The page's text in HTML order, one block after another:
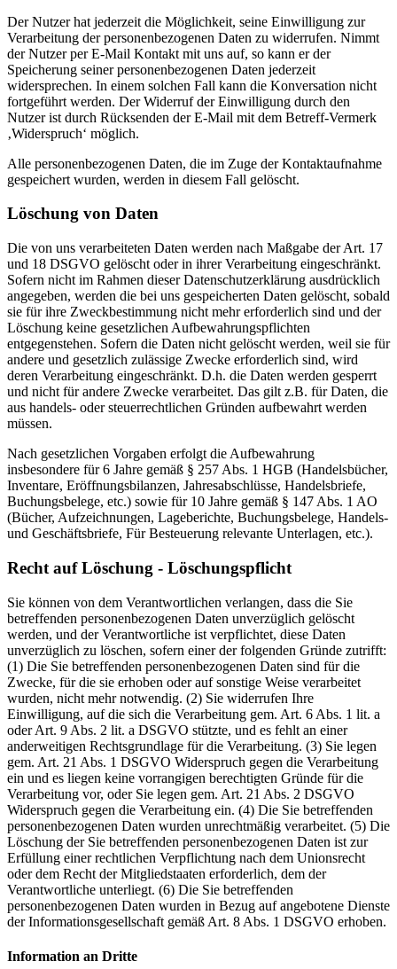
Der Nutzer hat jederzeit die Möglichkeit, seine Einwilligung zur
Verarbeitung der personenbezogenen Daten zu widerrufen. Nimmt
der Nutzer per E-Mail Kontakt mit uns auf, so kann er der
Speicherung seiner personenbezogenen Daten jederzeit
widersprechen. In einem solchen Fall kann die Konversation nicht
fortgeführt werden. Der Widerruf der Einwilligung durch den
Nutzer ist durch Rücksenden der E-Mail mit dem Betreff-Vermerk
‚Widerspruch‘ möglich.
Alle personenbezogenen Daten, die im Zuge der Kontaktaufnahme
gespeichert wurden, werden in diesem Fall gelöscht.
Löschung von Daten
Die von uns verarbeiteten Daten werden nach Maßgabe der Art. 17
und 18 DSGVO gelöscht oder in ihrer Verarbeitung eingeschränkt.
Sofern nicht im Rahmen dieser Datenschutzerklärung ausdrücklich
angegeben, werden die bei uns gespeicherten Daten gelöscht, sobald
sie für ihre Zweckbestimmung nicht mehr erforderlich sind und der
Löschung keine gesetzlichen Aufbewahrungspflichten
entgegenstehen. Sofern die Daten nicht gelöscht werden, weil sie für
andere und gesetzlich zulässige Zwecke erforderlich sind, wird
deren Verarbeitung eingeschränkt. D.h. die Daten werden gesperrt
und nicht für andere Zwecke verarbeitet. Das gilt z.B. für Daten, die
aus handels- oder steuerrechtlichen Gründen aufbewahrt werden
müssen.
Nach gesetzlichen Vorgaben erfolgt die Aufbewahrung
insbesondere für 6 Jahre gemäß § 257 Abs. 1 HGB (Handelsbücher,
Inventare, Eröffnungsbilanzen, Jahresabschlüsse, Handelsbriefe,
Buchungsbelege, etc.) sowie für 10 Jahre gemäß § 147 Abs. 1 AO
(Bücher, Aufzeichnungen, Lageberichte, Buchungsbelege, Handels-
und Geschäftsbriefe, Für Besteuerung relevante Unterlagen, etc.).
Recht auf Löschung - Löschungspflicht
Sie können von dem Verantwortlichen verlangen, dass die Sie
betreffenden personenbezogenen Daten unverzüglich gelöscht
werden, und der Verantwortliche ist verpflichtet, diese Daten
unverzüglich zu löschen, sofern einer der folgenden Gründe zutrifft:
(1) Die Sie betreffenden personenbezogenen Daten sind für die
Zwecke, für die sie erhoben oder auf sonstige Weise verarbeitet
wurden, nicht mehr notwendig. (2) Sie widerrufen Ihre
Einwilligung, auf die sich die Verarbeitung gem. Art. 6 Abs. 1 lit. a
oder Art. 9 Abs. 2 lit. a DSGVO stützte, und es fehlt an einer
anderweitigen Rechtsgrundlage für die Verarbeitung. (3) Sie legen
gem. Art. 21 Abs. 1 DSGVO Widerspruch gegen die Verarbeitung
ein und es liegen keine vorrangigen berechtigten Gründe für die
Verarbeitung vor, oder Sie legen gem. Art. 21 Abs. 2 DSGVO
Widerspruch gegen die Verarbeitung ein. (4) Die Sie betreffenden
personenbezogenen Daten wurden unrechtmäßig verarbeitet. (5) Die
Löschung der Sie betreffenden personenbezogenen Daten ist zur
Erfüllung einer rechtlichen Verpflichtung nach dem Unionsrecht
oder dem Recht der Mitgliedstaaten erforderlich, dem der
Verantwortliche unterliegt. (6) Die Sie betreffenden
personenbezogenen Daten wurden in Bezug auf angebotene Dienste
der Informationsgesellschaft gemäß Art. 8 Abs. 1 DSGVO erhoben.
Information an Dritte